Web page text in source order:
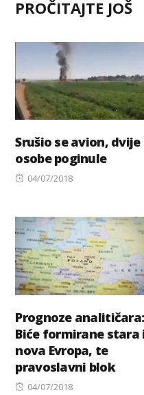
PROČITAJTE JOŠ
Srušio se avion, dvije
osobe poginule
Posted
04/07/2018
Prognoze analitičara:
Biće formirane stara
nova Evropa, te
pravoslavni blok
Posted
04/07/2018